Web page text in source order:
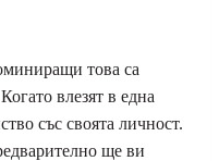
това са
влезят в една
със своята личност.
ще ви